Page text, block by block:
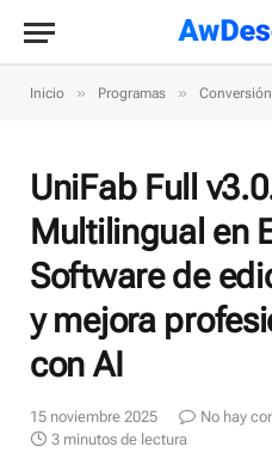
Inicio » Programas »
UniFab Full
Multilingual en
Software de
y mejora
con AI
15 noviembre 2025
No hay
3 minutos de lectura